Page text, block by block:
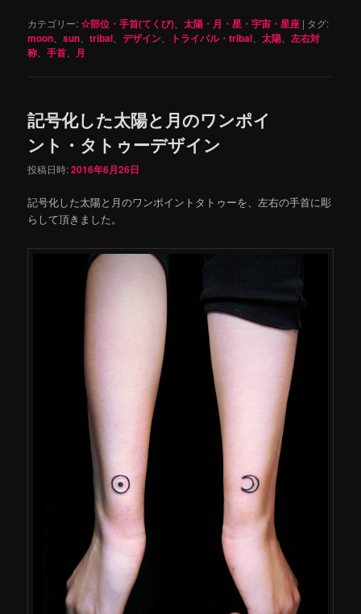
カテゴリー:☆部位・手首(てくび) 、太陽・月・星・宇宙・星座 | タグ:
moon 、sun 、tribal 、デザイン トライバル・tribal 、太陽 、左右対
称 、手首 月
記号化した太陽と月のワンポイ
ント・タトゥーデザイン
投稿日時:2016年6月26日
記号化した太陽と月のワンポイントタトゥーを、左右の手首に彫
らして頂きました。